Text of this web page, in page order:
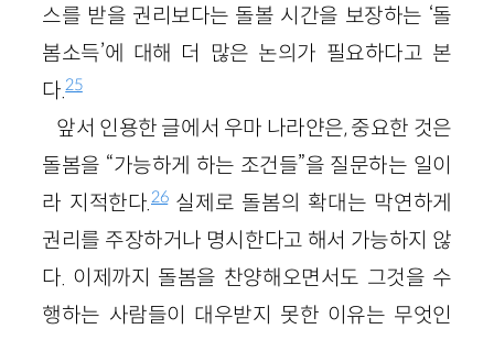
스를 받을 권리보다는 돌볼 시간을 보장하는 ‘돌
봄소득’에 대해 더 많은 논의가 필요하다고 본
다.25
앞서 인용한 글에서 우마 나라얀은, 중요한 것은
돌봄을 “가능하게 하는 조건들”을 질문하는 일이
라 지적한다.26실제로 돌봄의 확대는 막연하게
권리를 주장하거나 명시한다고 해서 가능하지 않
다. 이제까지 돌봄을 찬양해오면서도 그것을 수
행하는 사람들이 대우받지 못한 이유는 무엇인